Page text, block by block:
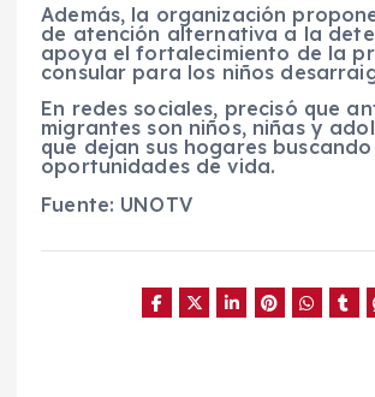
Además, la organización
de atención alternativa a la
apoya el fortalecimiento de la
consular para los niños
En redes sociales, precisó que
migrantes son niños, niñas y
que dejan sus hogares
oportunidades de vida.
Fuente: UNOTV